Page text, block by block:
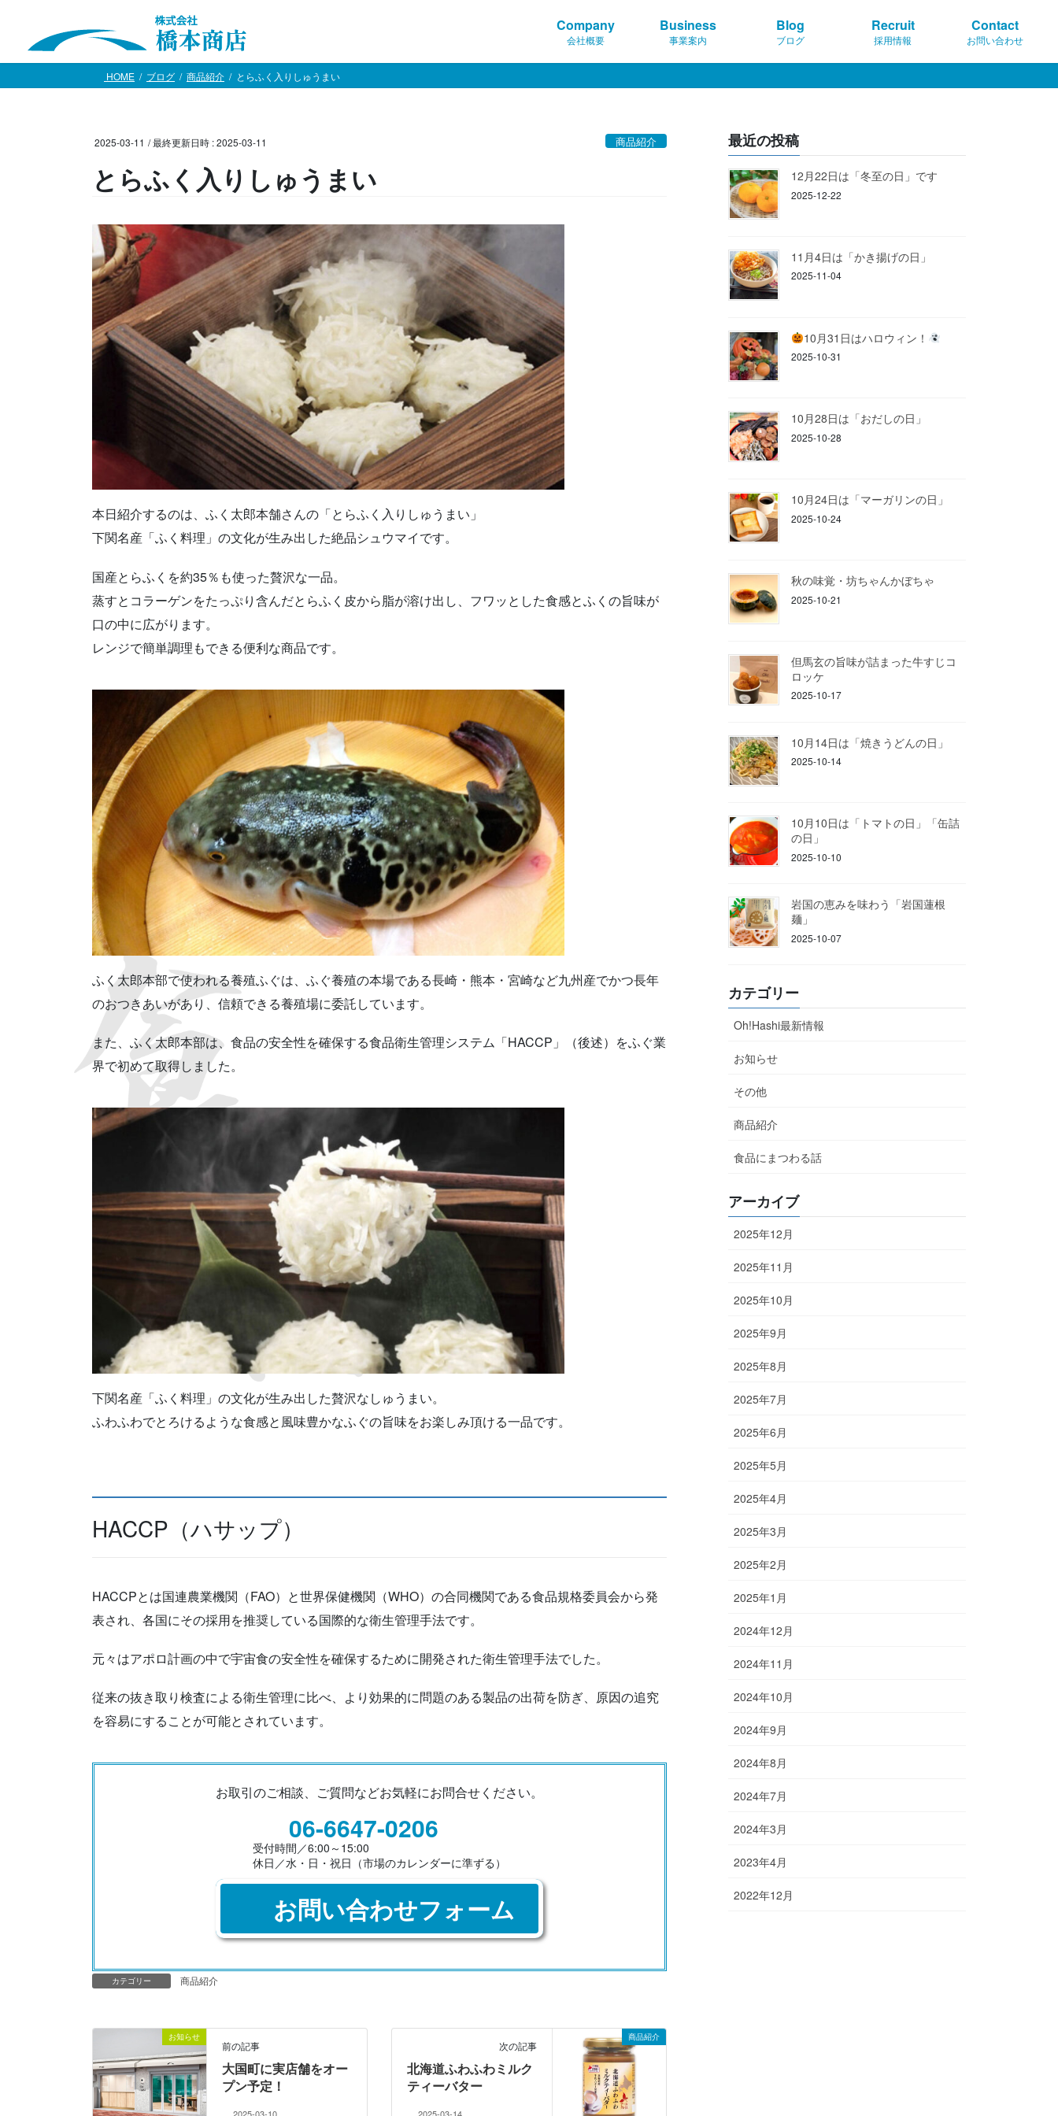
ン
ツ
ー
シ
Company
会社概要
Business
事業案内
Blog
ブログ
Recruit
採用情報
Contact
お問い合わせ
HOME ブログ 商品紹介 とらふく入りしゅうまい
2025-03-11 / 最終更新日時 :2025-03-11 商品紹介
とらふく入りしゅうまい
本日紹介するのは、ふく太郎本舗さんの「とらふく入りしゅうまい」
下関名産「ふく料理」の文化が生み出した絶品シュウマイです。
国産とらふくを約35％も使った贅沢な一品。
蒸すとコラーゲンをたっぷり含んだとらふく皮から脂が溶け出し、フワッとした食感とふくの旨味が
口の中に広がります。
レンジで簡単調理もできる便利な商品です。
ふく太郎本部で使われる養殖ふぐは、ふぐ養殖の本場である長崎・熊本・宮崎など九州産でかつ長年
のおつきあいがあり、信頼できる養殖場に委託しています。
また、ふく太郎本部は、食品の安全性を確保する食品衛生管理システム「HACCP」（後述）をふぐ業
界で初めて取得しました。
下関名産「ふく料理」の文化が生み出した贅沢なしゅうまい。
ふわふわでとろけるような食感と風味豊かなふぐの旨味をお楽しみ頂ける一品です。
HACCP（ハサップ）
HACCPとは国連農業機関（FAO）と世界保健機関（WHO）の合同機関である食品規格委員会から発
表され、各国にその採用を推奨している国際的な衛生管理手法です。
元々はアポロ計画の中で宇宙食の安全性を確保するために開発された衛生管理手法でした。
従来の抜き取り検査による衛生管理に比べ、より効果的に問題のある製品の出荷を防ぎ、原因の追究
を容易にすることが可能とされています。
お取引のご相談、ご質問などお気軽にお問合せください。
06-6647-0206
受付時間／6:00～15:00
休日／水・日・祝日（市場のカレンダーに準ずる）
お問い合わせフォーム
カテゴリー 商品紹介
お知らせ
前の記事
大国町に実店舗をオー
プン予定！
商品紹介
次の記事
北海道ふわふわミルク
ティーバター
最近の投稿
12月22日は「冬至の日」です
2025-12-22
11月4日は「かき揚げの日」
2025-11-04
10月31日はハロウィン！
2025-10-31
10月28日は「おだしの日」
2025-10-28
10月24日は「マーガリンの日」
2025-10-24
秋の味覚・坊ちゃんかぼちゃ
2025-10-21
但馬玄の旨味が詰まった牛すじコ
ロッケ
2025-10-17
10月14日は「焼きうどんの日」
2025-10-14
10月10日は「トマトの日」「缶詰
の日」
2025-10-10
岩国の恵みを味わう「岩国蓮根
麺」
2025-10-07
カテゴリー
Oh!Hashi最新情報
お知らせ
その他
商品紹介
食品にまつわる話
アーカイブ
2025年12月
2025年11月
2025年10月
2025年9月
2025年8月
2025年7月
2025年6月
2025年5月
2025年4月
2025年3月
2025年2月
2025年1月
2024年12月
2024年11月
2024年10月
2024年9月
2024年8月
2024年7月
2024年3月
2023年4月
2022年12月